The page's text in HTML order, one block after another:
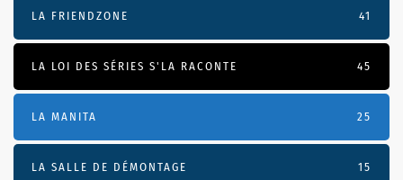
LA FRIENDZONE 41
LA LOI DES SÉRIES S'LA RACONTE 45
LA MANITA 25
LA SALLE DE DÉMONTAGE 15